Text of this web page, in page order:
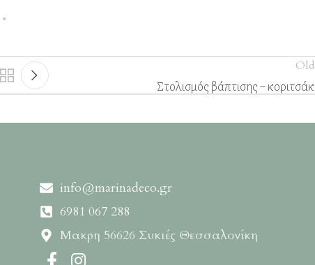
Στολισμός βάπτισης –
info@marinadeco.gr
6981 067 288
Μακρη 56626 Συκιές Θεσσαλονίκη